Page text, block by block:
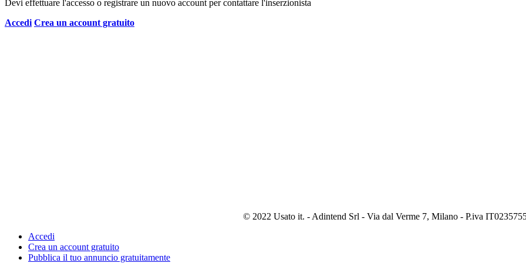
Devi effettuare l'accesso o registrare un nuovo account per contattare l'inserzionista
Accedi Crea un account gratuito
© 2022 Usato it. - Adintend Srl - Via dal Verme 7, Milano - P.iva
Accedi
Crea un account gratuito
Pubblica il tuo annuncio gratuitamente